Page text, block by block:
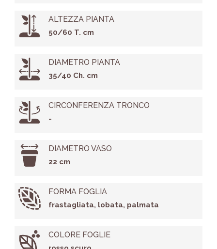
ALTEZZA PIANTA
50/60 T. cm
DIAMETRO PIANTA
35/40 Ch. cm
CIRCONFERENZA TRONCO
-
DIAMETRO VASO
22 cm
FORMA FOGLIA
frastagliata, lobata, palmata
COLORE FOGLIE